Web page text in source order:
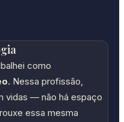
como
. Nessa profissão,
vidas — não há espaço
essa mesma